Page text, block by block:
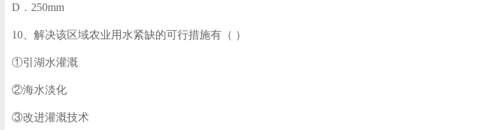
D．250mm
10、解决该区域农业用水紧缺的可行措施有（ ）
①引湖水灌溉
②海水淡化
③改进灌溉技术